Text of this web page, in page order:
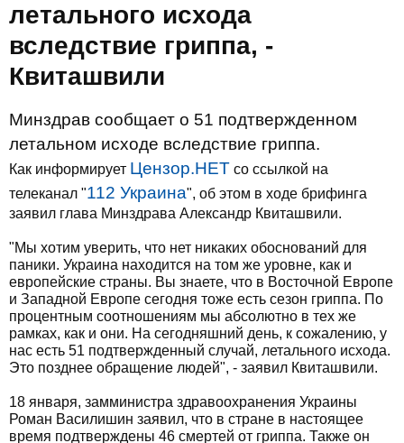
летального исхода
вследствие гриппа, -
Квиташвили
Минздрав сообщает о 51 подтвержденном
летальном исходе вследствие гриппа.
Как информирует Цензор.НЕТ со ссылкой на
телеканал "112 Украина", об этом в ходе брифинга
заявил глава Минздрава Александр Квиташвили.
"Мы хотим уверить, что нет никаких обоснований для
паники. Украина находится на том же уровне, как и
европейские страны. Вы знаете, что в Восточной Европе
и Западной Европе сегодня тоже есть сезон гриппа. По
процентным соотношениям мы абсолютно в тех же
рамках, как и они. На сегодняшний день, к сожалению, у
нас есть 51 подтвержденный случай, летального исхода.
Это позднее обращение людей", - заявил Квиташвили.
18 января, замминистра здравоохранения Украины
Роман Василишин заявил, что в стране в настоящее
время подтверждены 46 смертей от гриппа. Также он